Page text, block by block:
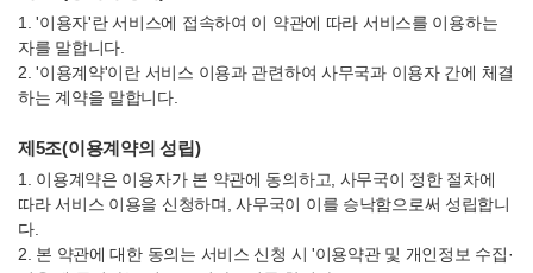
1. '이용자'란 서비스에 접속하여 이 약관에 따라 서비스를 이용하는
자를 말합니다.
2. '이용계약'이란 서비스 이용과 관련하여 사무국과 이용자 간에 체결
하는 계약을 말합니다.
제5조(이용계약의 성립)
1. 이용계약은 이용자가 본 약관에 동의하고, 사무국이 정한 절차에
따라 서비스 이용을 신청하며, 사무국이 이를 승낙함으로써 성립합니
다.
2. 본 약관에 대한 동의는 서비스 신청 시 '이용약관 및 개인정보 수집·